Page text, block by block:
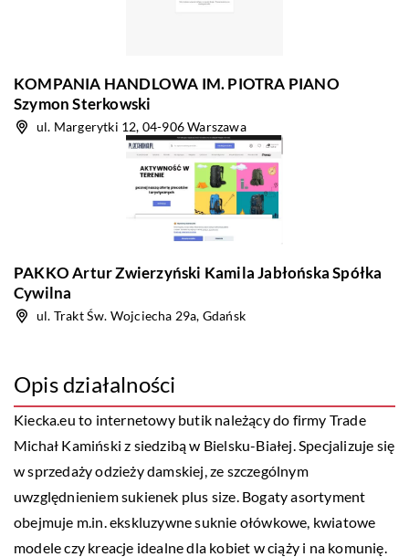
KOMPANIA HANDLOWA IM. PIOTRA PIANO
Szymon Sterkowski
ul. Margerytki 12, 04-906 Warszawa
PAKKO Artur Zwierzyński Kamila Jabłońska Spółka
Cywilna
ul. Trakt Św. Wojciecha 29a, Gdańsk
Opis działalności
Kiecka.eu to internetowy butik należący do firmy Trade
Michał Kamiński z siedzibą w Bielsku-Białej. Specjalizuje się
w sprzedaży odzieży damskiej, ze szczególnym
uwzględnieniem sukienek plus size. Bogaty asortyment
obejmuje m.in. ekskluzywne suknie ołówkowe, kwiatowe
modele czy kreacje idealne dla kobiet w ciąży i na komunię.